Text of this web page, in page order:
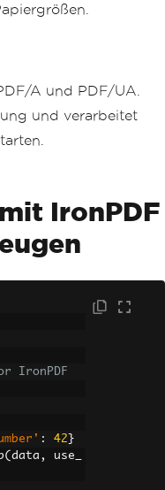
A und PDF/UA.
und verarbeitet
IronPDF
IronPDF
: 42 }
( data ,
use_